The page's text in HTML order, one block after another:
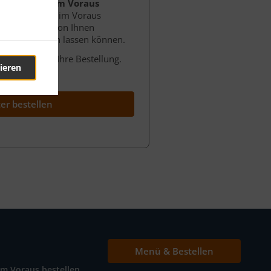
"Im Voraus
Ihr Essen im Voraus
zu einem von Ihnen
Haus liefern lassen können.
über Ihre Bestellung.
bestellen
Menü & Bestellen